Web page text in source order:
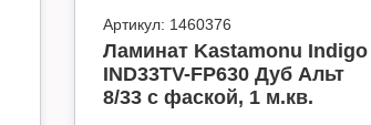
Артикул: 1460376
Ламинат Kastamonu Indigo
IND33TV-FP630 Дуб Альт
8/33 с фаской, 1 м.кв.